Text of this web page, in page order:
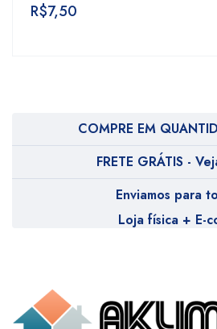
R$7,50
COMPRE EM
FRETE GRÁTIS -
Enviamos para
Loja física + E-